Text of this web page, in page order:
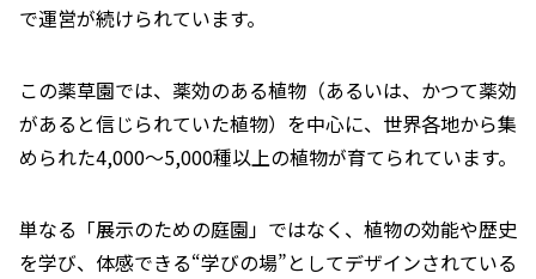
で運営が続けられています。
この薬草園では、 薬効のある植物 （あるいは、かつて薬効
があると信じられていた植物）を中心に、 世界各地から集
められた4,000〜5,000種以上の植物が育てられています。
単なる「展示のための庭園」ではなく、植物の効能や歴史
を学び、体感できる“学びの場”としてデザインされている